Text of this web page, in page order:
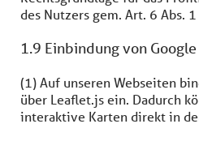
des Nutzers gem. Art. 6 Abs.
1.9 Einbindung von
(1) Auf unseren Webseiten
über Leaflet.js ein. Dadurch
interaktive Karten direkt in